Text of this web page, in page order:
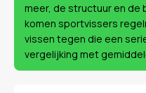
meer, de structuur en de
komen sportvissers
vissen tegen die een
vergelijking met